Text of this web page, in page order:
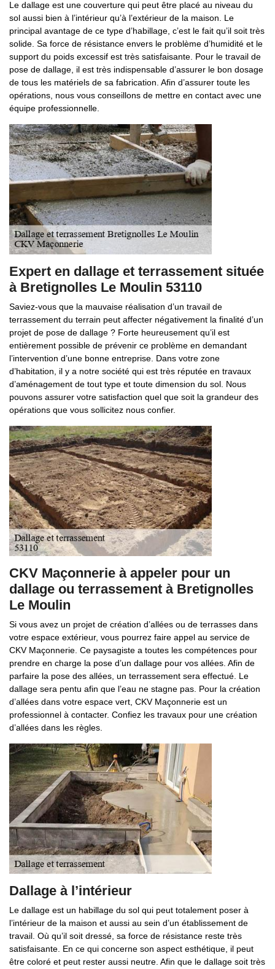
Le dallage est une couverture qui peut être placé au niveau du
sol aussi bien à l’intérieur qu’à l’extérieur de la maison. Le
principal avantage de ce type d’habillage, c’est le fait qu’il soit très
solide. Sa force de résistance envers le problème d’humidité et le
support du poids excessif est très satisfaisante. Pour le travail de
pose de dallage, il est très indispensable d’assurer le bon dosage
de tous les matériels de sa fabrication. Afin d’assurer toute les
opérations, nous vous conseillons de mettre en contact avec une
équipe professionnelle.
Expert en dallage et terrassement située
à Bretignolles Le Moulin 53110
Saviez-vous que la mauvaise réalisation d’un travail de
terrassement du terrain peut affecter négativement la finalité d’un
projet de pose de dallage ? Forte heureusement qu’il est
entièrement possible de prévenir ce problème en demandant
l’intervention d’une bonne entreprise. Dans votre zone
d’habitation, il y a notre société qui est très réputée en travaux
d’aménagement de tout type et toute dimension du sol. Nous
pouvons assurer votre satisfaction quel que soit la grandeur des
opérations que vous sollicitez nous confier.
CKV Maçonnerie à appeler pour un
dallage ou terrassement à Bretignolles
Le Moulin
Si vous avez un projet de création d’allées ou de terrasses dans
votre espace extérieur, vous pourrez faire appel au service de
CKV Maçonnerie. Ce paysagiste a toutes les compétences pour
prendre en charge la pose d’un dallage pour vos allées. Afin de
parfaire la pose des allées, un terrassement sera effectué. Le
dallage sera pentu afin que l’eau ne stagne pas. Pour la création
d’allées dans votre espace vert, CKV Maçonnerie est un
professionnel à contacter. Confiez les travaux pour une création
d’allées dans les règles.
Dallage à l’intérieur
Le dallage est un habillage du sol qui peut totalement poser à
l’intérieur de la maison et aussi au sein d’un établissement de
travail. Où qu’il soit dressé, sa force de résistance reste très
satisfaisante. En ce qui concerne son aspect esthétique, il peut
être coloré et peut rester aussi neutre. Afin que le dallage soit très